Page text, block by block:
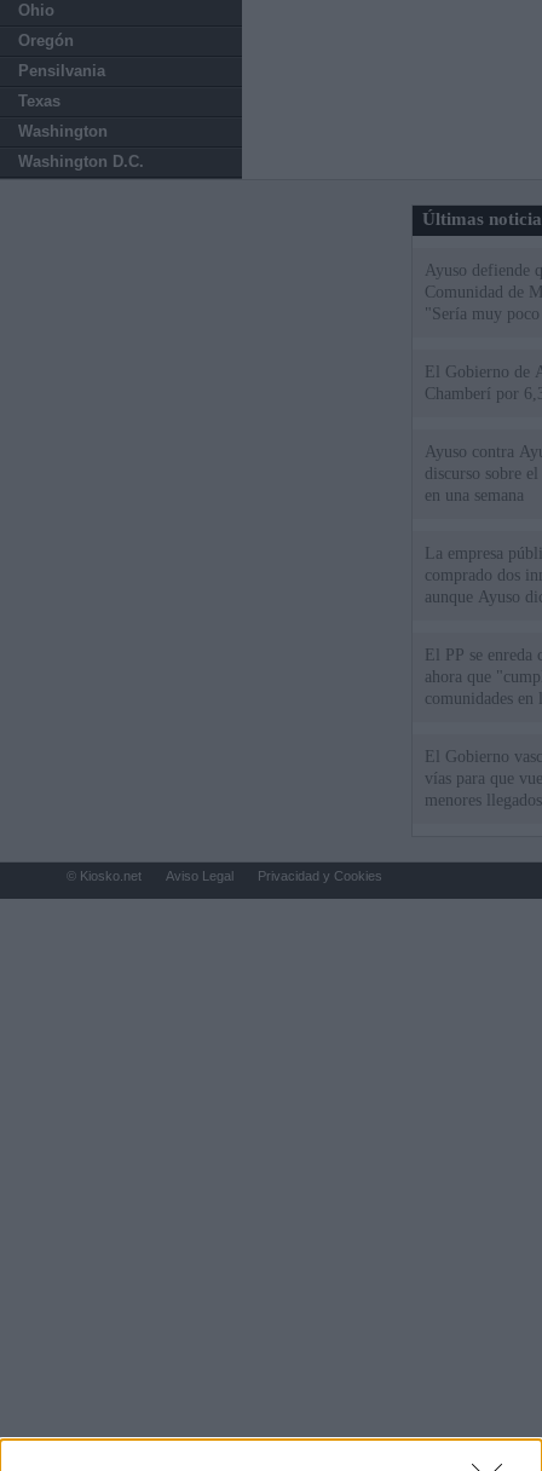
Ohio
Oregón
Pensilvania
Texas
Washington
Washington D.C.
Últimas
Ayuso defiende
Comunidad de
"Sería muy
El Gobierno de
Chamberí por
Ayuso contra
discurso sobre
en una semana
La empresa
comprado dos
aunque Ayuso
El PP se
ahora que
comunidades en
El Gobierno
vías para que
menores
© Kiosko.net Aviso Legal Privacidad y Cookies